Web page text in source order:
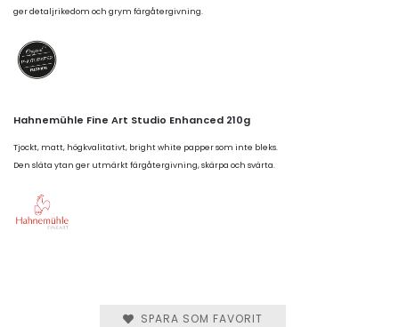
ger detaljrikedom och grym färgåtergivning.
Hahnemühle Fine Art Studio Enhanced 210g
Tjockt, matt, högkvalitativt, bright white papper som inte bleks.
Den släta ytan ger utmärkt färgåtergivning, skärpa och svärta.
SPARA SOM FAVORIT